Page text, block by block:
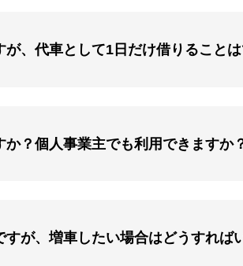
が、代車として1日だけ借りること
か？個人事業主でも利用できますか
すが、増車したい場合はどうすれば